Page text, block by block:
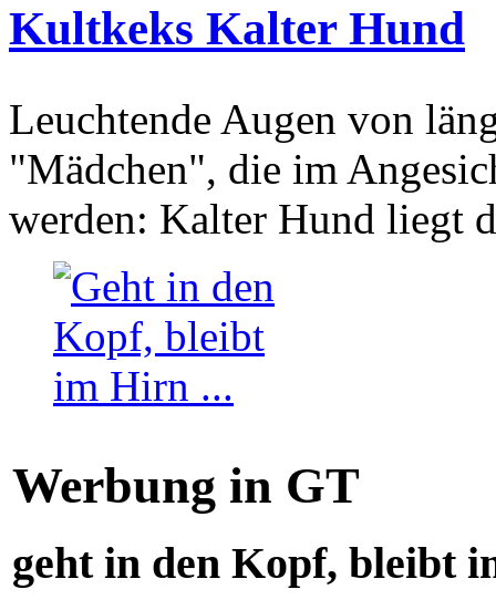
Kultkeks Kalter Hund
Leuchtende Augen von
"Mädchen", die im
werden: Kalter Hund liegt
Werbung in GT
geht in den Kopf, bleibt